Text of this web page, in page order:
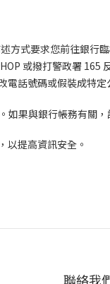
方式要求您前往銀行臨
或撥打警政署 165
話號碼或假裝成特
果與銀行帳務有關
以提高資訊安全。
聯絡我